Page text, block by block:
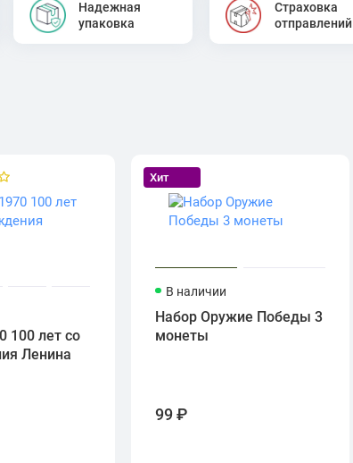
Надежная
упаковка
Страховка
отправлений
100 лет со
Ленина
Хит
В наличии
Набор Оружие Победы 3
монеты
99 ₽